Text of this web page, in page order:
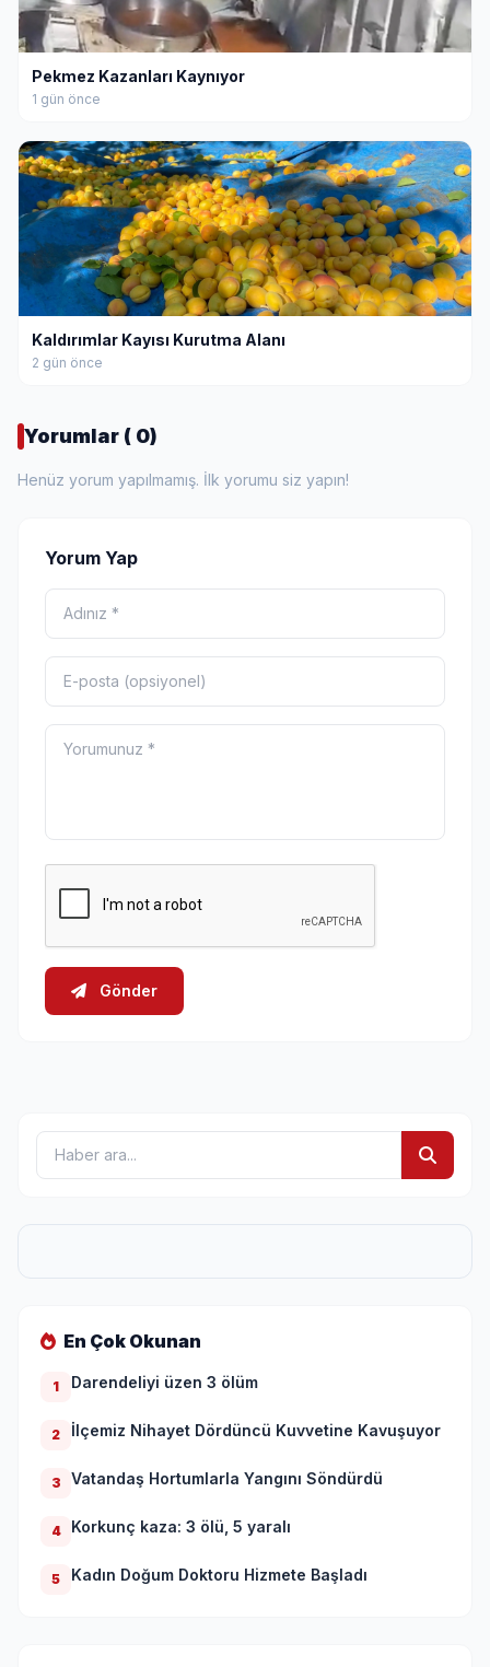
Pekmez Kazanları Kaynıyor
1 gün önce
Kaldırımlar Kayısı Kurutma Alanı
2 gün önce
Yorumlar ( 0)
Henüz yorum yapılmamış. İlk yorumu siz yapın!
Yorum Yap
Gönder
En Çok Okunan
1 Darendeliyi üzen 3 ölüm
2 İlçemiz Nihayet Dördüncü Kuvvetine Kavuşuyor
3 Vatandaş Hortumlarla Yangını Söndürdü
4 Korkunç kaza: 3 ölü, 5 yaralı
5 Kadın Doğum Doktoru Hizmete Başladı